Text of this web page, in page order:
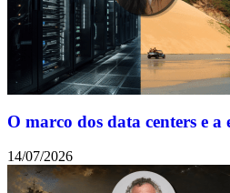
O marco dos data centers e
14/07/2026